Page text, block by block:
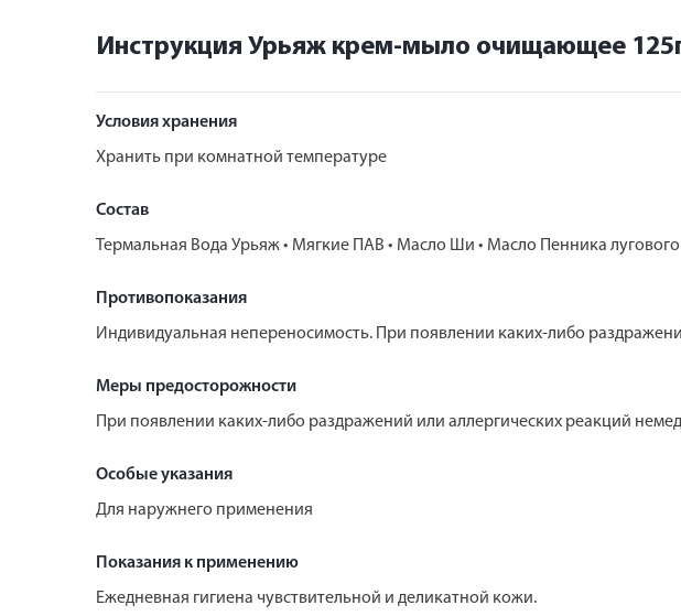
Инструкция Урьяж крем-мыло очищающее
Условия хранения
Хранить при комнатной температуре
Состав
Термальная Вода Урьяж • Мягкие ПАВ • Масло Ши • Масло Пенника
Противопоказания
Индивидуальная непереносимость. При появлении каких-либо
Меры предосторожности
При появлении каких-либо раздражений или аллергических реакций
Особые указания
Для наружнего применения
Показания к применению
Ежедневная гигиена чувствительной и деликатной кожи.